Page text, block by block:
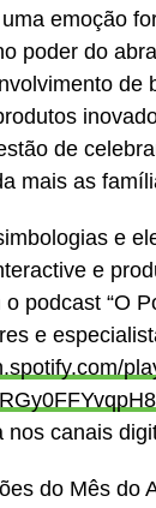
emoção
poder do
de
de
mais as
e
e
podcast “O
e
nos canais
do Mês do